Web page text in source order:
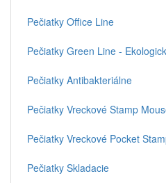
Pečiatky Office Line
Pečiatky Green Line -
Pečiatky Antibakteriálne
Pečiatky Vreckové Stamp
Pečiatky Vreckové Pocket
Pečiatky Skladacie